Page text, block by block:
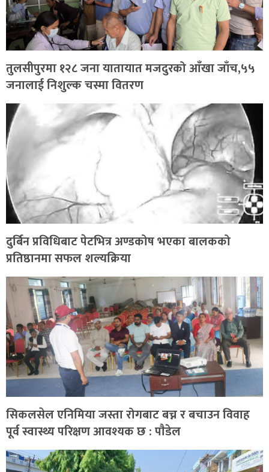
तुलसीपुरमा १२८ जना यातायात मजदुरको आँखा जाँच,५५
जनालाई निशुल्क चस्मा वितरण
दुर्बिन प्रविधिबाट पेटभित्र अण्डकोष भएका बालकको
प्रतिष्ठानमा सफल शल्यक्रिया
सिकलसेल एनिमिया जस्ता रोगबाट बच्न र बचाउन विवाह
पूर्व स्वास्थ्य परिक्षण आवश्यक छ : पाैडेल